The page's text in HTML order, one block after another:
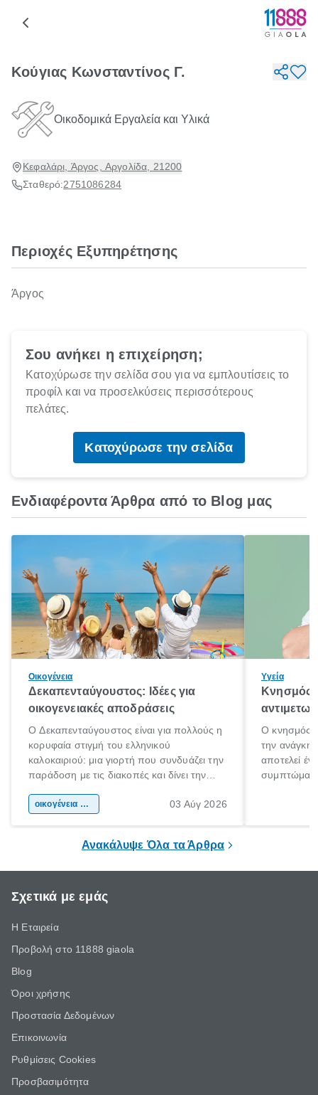
Κούγιας Κωνσταντίνος Γ.
Οικοδομικά Εργαλεία και Υλικά
Κεφαλάρι, Άργος, Αργολίδα, 21200
Σταθερό:2751086284
Περιοχές Εξυπηρέτησης
Άργος
Σου ανήκει η επιχείρηση;
Κατοχύρωσε την σελίδα σου για να εμπλουτίσεις το
προφίλ και να προσελκύσεις περισσότερους
πελάτες.
Κατοχύρωσε την σελίδα
Ενδιαφέροντα Άρθρα από το Blog μας
Οικογένεια
Δεκαπενταύγουστος: Ιδέες για
οικογενειακές αποδράσεις
Ο Δεκαπενταύγουστος είναι για πολλούς η
κορυφαία στιγμή του ελληνικού
καλοκαιριού: μια γιορτή που συνδυάζει την
παράδοση με τις διακοπές και δίνει την
χώρας. Είτε πρόκειται για λίγες μέρες
οικογένεια & παιδί 03 Αύγ 2026
Υγεία
Κνησμός:
Ο κνησμός
την ανάγκη
αποτελεί
Ανακάλυψε Όλα τα Άρθρα
Σχετικά με εμάς
Η Εταιρεία
Προβολή στο 11888 giaola
Blog
Όροι χρήσης
Προστασία Δεδομένων
Επικοινωνία
Ρυθμίσεις Cookies
Προσβασιμότητα